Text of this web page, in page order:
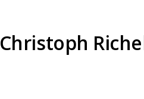
Christoph